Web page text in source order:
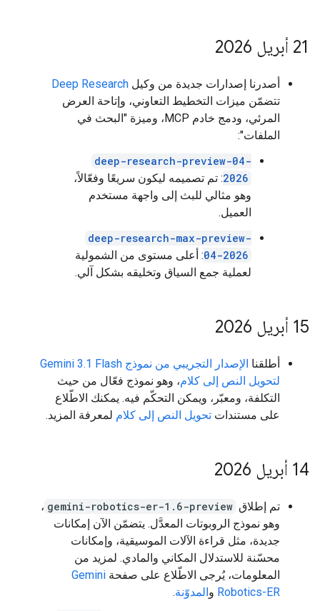
‫21 أبريل 2026
أصدرنا إصدارات جديدة من وكيل Deep Research
تتضمّن ميزات التخطيط التعاوني، وإتاحة العرض
المرئي، ودمج خادم MCP، وميزة "البحث في
الملفات":
deep-research-preview-04-
2026: تم تصميمه ليكون سريعًا وفعّالاً،
وهو مثالي للبث إلى واجهة مستخدم
العميل.
deep-research-max-preview-
04-2026: أعلى مستوى من الشمولية
لعملية جمع السياق وتخليقه بشكل آلي.
‫15 أبريل 2026
أطلقنا
الإصدار التجريبي من نموذج Gemini 3.1 Flash
لتحويل النص إلى كلام، وهو نموذج فعّال من حيث
التكلفة، ومعبّر، ويمكن التحكّم فيه. يمكنك الاطّلاع
على مستندات تحويل النص إلى كلام لمعرفة المزيد.
‫14 أبريل 2026
تم إطلاق gemini-robotics-er-1.6-preview ،
وهو نموذج الروبوتات المعدَّل. يتضمّن الآن إمكانات
جديدة، مثل قراءة الآلات الموسيقية، وإمكانات
محسّنة للاستدلال المكاني والمادي. لمزيد من
المعلومات، يُرجى الاطّلاع على صفحة Gemini
Robotics-ER والمدوّنة.